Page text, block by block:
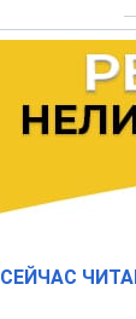
СЕЙЧАС